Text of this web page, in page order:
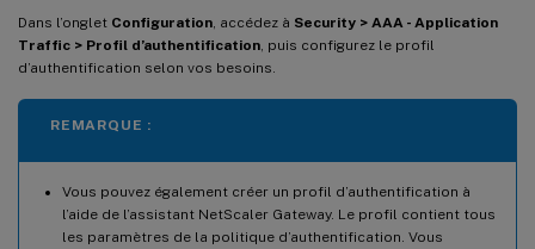
Dans l’onglet Configuration , accédez à Security > AAA - Application
Traffic > Profil d’authentification , puis configurez le profil
d’authentification selon vos besoins.
REMARQUE :
Vous pouvez également créer un profil d’authentification à
l’aide de l’assistant NetScaler Gateway. Le profil contient tous
les paramètres de la politique d’authentification. Vous